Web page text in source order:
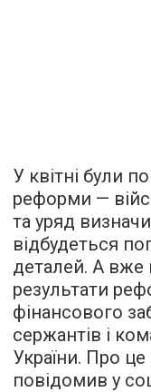
У квітні були
реформи —
та уряд
відбудеться
деталей. А вже
результати
фінансового
сержантів і
України. Про
повідомив у